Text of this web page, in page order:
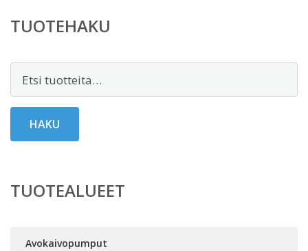
TUOTEHAKU
HAKU
TUOTEALUEET
Avokaivopumput